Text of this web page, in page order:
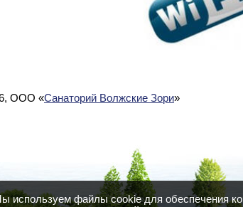
ООО «Санаторий Волжские Зори»
используем файлы cookie для обеспечения